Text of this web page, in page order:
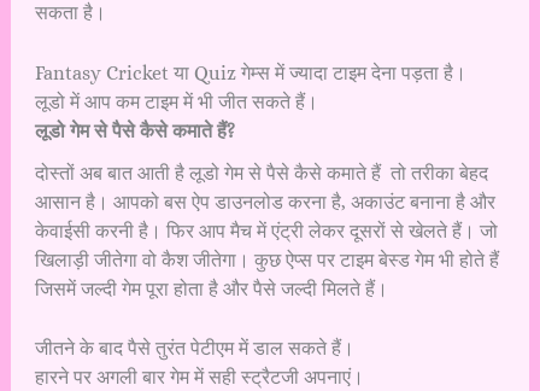
सकता है।
Fantasy Cricket या Quiz गेम्स में ज्यादा टाइम देना पड़ता है।
लूडो में आप कम टाइम में भी जीत सकते हैं।
लूडो गेम से पैसे कैसे कमाते हैं?
दोस्तों अब बात आती है लूडो गेम से पैसे कैसे कमाते हैं तो तरीका बेहद
आसान है। आपको बस ऐप डाउनलोड करना है, अकाउंट बनाना है और
केवाईसी करनी है। फिर आप मैच में एंट्री लेकर दूसरों से खेलते हैं। जो
खिलाड़ी जीतेगा वो कैश जीतेगा। कुछ ऐप्स पर टाइम बेस्ड गेम भी होते हैं
जिसमें जल्दी गेम पूरा होता है और पैसे जल्दी मिलते हैं।
जीतने के बाद पैसे तुरंत पेटीएम में डाल सकते हैं।
हारने पर अगली बार गेम में सही स्ट्रैटजी अपनाएं।